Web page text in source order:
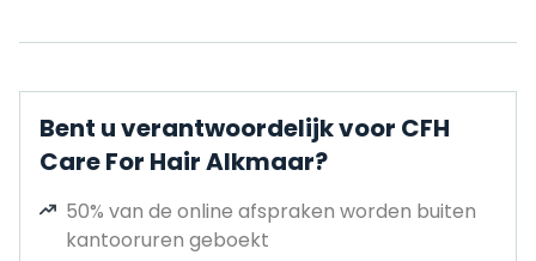
Bent u verantwoordelijk voor CFH
Care For Hair Alkmaar?
50% van de online afspraken worden buiten
kantooruren geboekt